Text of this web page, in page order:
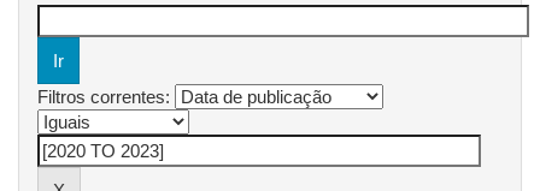
Filtros correntes: